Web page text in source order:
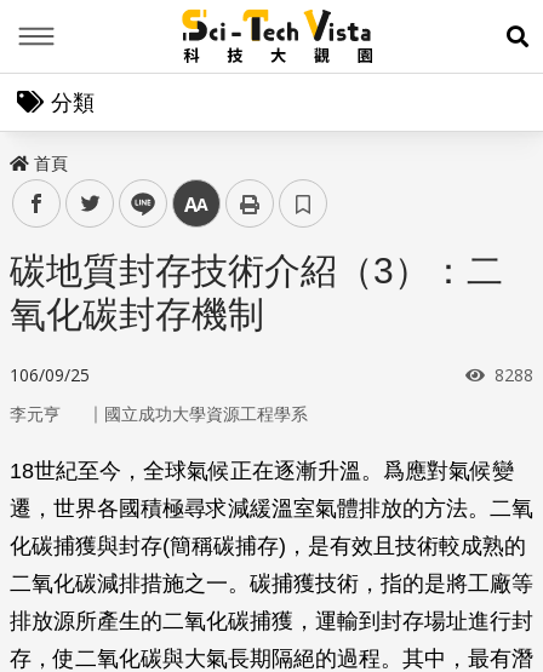
展
分類
首頁
facebooktwitter line 中
碳地質封存技術介紹（3）：二
氧化碳封存機制
106/09/25 瀏覽
8288
李元亨 ｜ 國立成功大學資源工程學系
18世紀至今，全球氣候正在逐漸升溫。爲應對氣候變
遷，世界各國積極尋求減緩溫室氣體排放的方法。二氧
化碳捕獲與封存(簡稱碳捕存)，是有效且技術較成熟的
二氧化碳減排措施之一。碳捕獲技術，指的是將工廠等
排放源所產生的二氧化碳捕獲，運輸到封存場址進行封
存，使二氧化碳與大氣長期隔絕的過程。其中，最有潛